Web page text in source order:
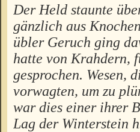
Der Held staunte
gänzlich aus
übler Geruch ging
hatte von Krahdern,
gesprochen. Wesen,
vorwagten, um zu
war dies einer ihrer
Lag der Winterstein